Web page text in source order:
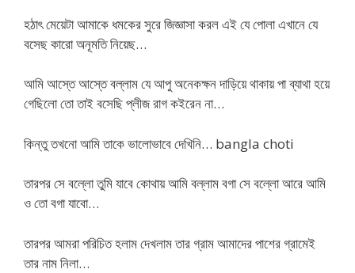
হঠাৎ মেয়েটা আমাকে ধমকের সুরে জিজ্ঞাসা করল এই যে পোলা এখানে যে
বসেছ কারো অনূমতি নিয়েছ…
আমি আস্তে আস্তে বল্লাম যে আপু অনেকক্ষন দাড়িয়ে থাকায় পা ব্যাথা হয়ে
গেছিলো তো তাই বসেছি প্লীজ রাগ কইরেন না…
কিন্তু তখনো আমি তাকে ভালোভাবে দেখিনি… bangla choti
তারপর সে বল্লো তুমি যাবে কোথায় আমি বল্লাম বগা সে বল্লো আরে আমি
ও তো বগা যাবো…
তারপর আমরা পরিচিত হলাম দেখলাম তার গ্রাম আমাদের পাশের গ্রামেই
তার নাম নিলা…